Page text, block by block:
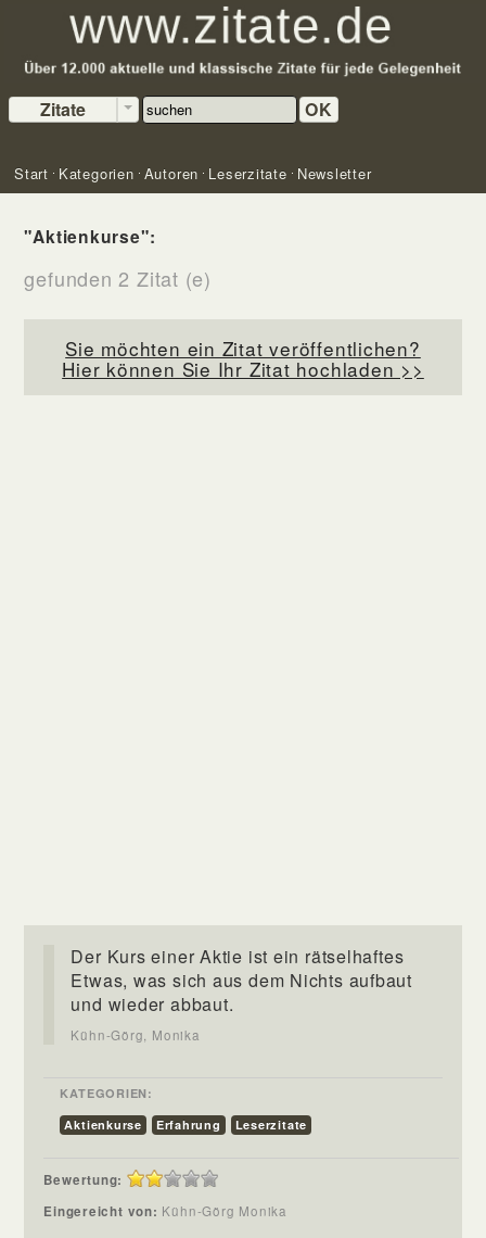
Zitate OK
Start Kategorien Autoren Leserzitate Newsletter
"Aktienkurse":
gefunden 2 Zitat (e)
Sie möchten ein Zitat veröffentlichen?
Hier können Sie Ihr Zitat hochladen >>
Der Kurs einer Aktie ist ein rätselhaftes
Etwas, was sich aus dem Nichts aufbaut
und wieder abbaut.
Kühn-Görg, Monika
KATEGORIEN:
Aktienkurse
Erfahrung Leserzitate
Bewertung:
Eingereicht von: Kühn-Görg Monika